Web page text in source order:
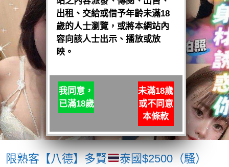
限熟客【八德】多賢 泰國$2500（騷）
出租、交給或借予年齡未滿18
歲的人士瀏覽，或將本網站內
容向該人士出示、播放或放
映。
我同意，
已滿18歲
未滿18歲
或不同意
本條款